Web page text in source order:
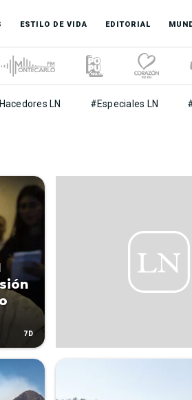
ESTILO DE VIDA EDITORIAL
LN #Especiales LN
7D